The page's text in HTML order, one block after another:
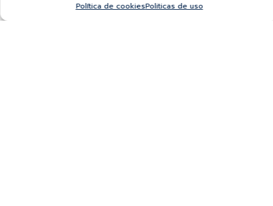
Política de cookiesPoliticas de uso